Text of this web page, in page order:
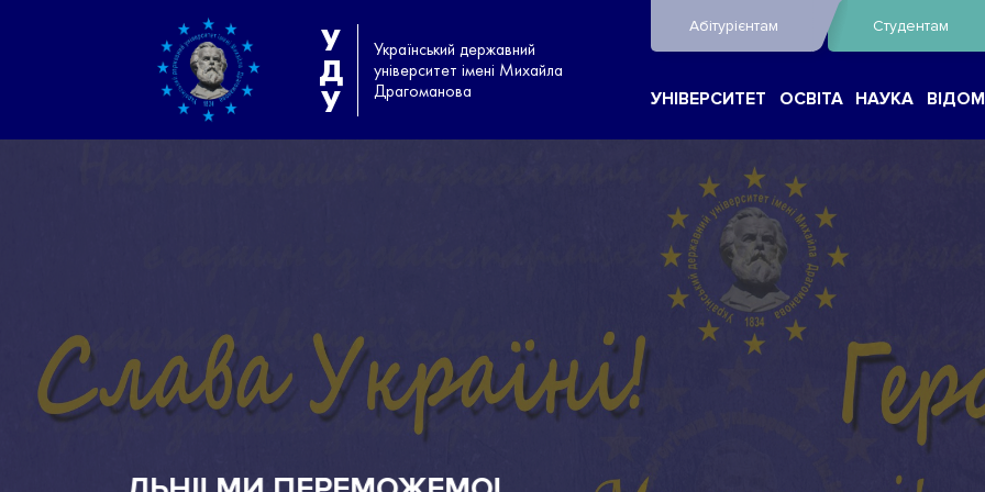
У
Д
У
Український державний
університет імені Михайла
Драгоманова
Абітурієнтам Студентам
УНІВЕРСИТЕТ ОСВІТА НАУКА